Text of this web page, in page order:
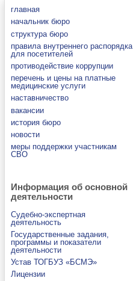
главная
начальник бюро
структура бюро
правила внутреннего распорядка
для посетителей
противодействие коррупции
перечень и цены на платные
медицинские услуги
наставничество
вакансии
история бюро
новости
меры поддержки участникам
СВО
Информация об основной
деятельности
Судебно-экспертная
деятельность
Государственные задания,
программы и показатели
деятельности
Устав ТОГБУЗ «БСМЭ»
Лицензии